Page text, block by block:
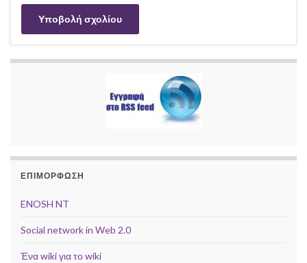
ΕΠΙΜΟΡΦΩΣΗ
ENOSH NT
Social network in Web 2.0
Ένα wiki για το wiki